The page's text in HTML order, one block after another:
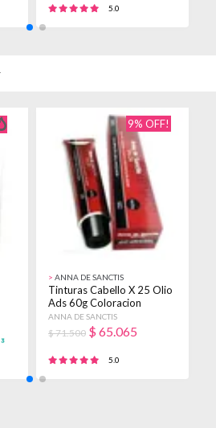
5.0
9% OFF!
> ANNA DE SANCTIS
Tinturas Cabello X 25 Olio
Ads 60g Coloracion
Peluqueria Mixtos
ANNA DE SANCTIS
$ 71.500 $ 65.065
5.0